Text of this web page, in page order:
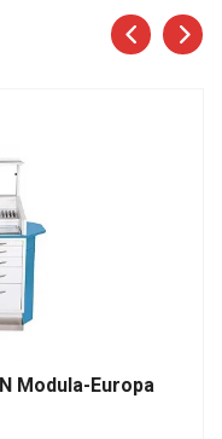
Modula-Europa